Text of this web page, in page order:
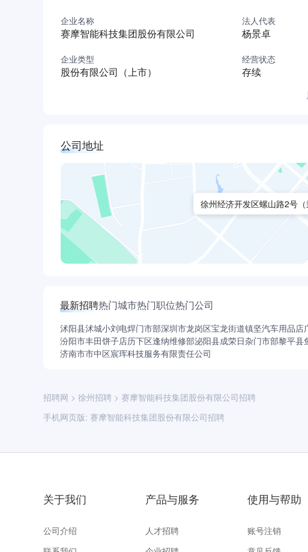
工业大数据，信息管理软件和自动化设备领域的核心能力
股东创造更大价值。
企业名称
赛摩智能科技集团股份有限公司
法人代表
杨景卓
企业类型
股份有限公司（上市）
经营状态
存续
公司地址
徐州经济开发区螺山路2号
最新招聘热门城市热门职位热门公司
沭阳县沭城小刘电焊门市部深圳市龙岗区宝龙街道镇坚汽车用品店
汾阳市丰田饼子店历下区逢纳维修部泌阳县成荣日杂门市部黎平县
济南市市中区宸珲科技服务有限责任公司
招聘网 > 徐州招聘 > 赛摩智能科技集团股份有限公司招聘
手机网页版: 赛摩智能科技集团股份有限公司招聘
关于我们
公司介绍
产品与服务
人才招聘
使用与帮助
账号注销